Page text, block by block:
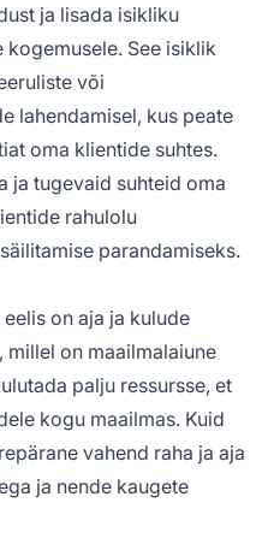
ja lisada isikliku
See isiklik
või
lahendamisel, kus peate
oma klientide suhtes.
ja tugevaid suhteid oma
rahulolu
parandamiseks.
on aja ja kulude
on maailmalaiune
palju ressursse, et
kogu maailmas. Kuid
vahend raha ja aja
ja nende kaugete